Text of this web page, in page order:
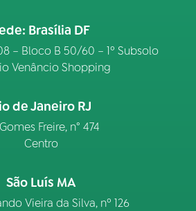
Brasília DF
– Bloco B 50/60 – 1º Subsolo
Venâncio Shopping
de Janeiro RJ
Freire, n° 474
Centro
São Luís MA
Vieira da Silva, nº 126